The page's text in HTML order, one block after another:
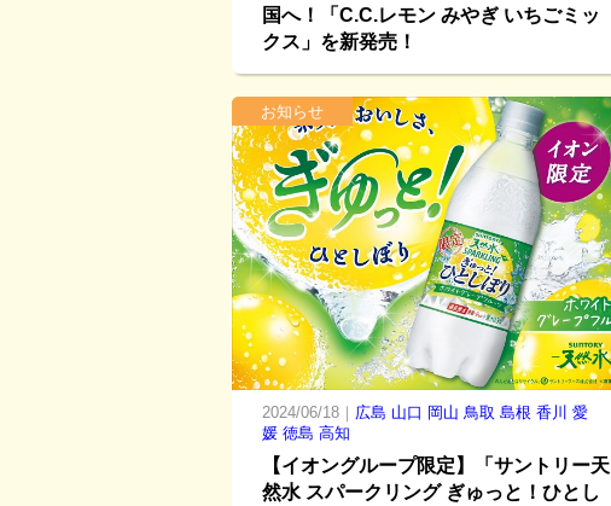
国へ！「C.C.レモン みやぎ いちごミッ
クス」を新発売！
お知らせ
2024/06/18｜ 広島 山口 岡山 鳥取 島根 香川 愛
媛 徳島 高知
【イオングループ限定】「サントリー天
然水 スパークリング ぎゅっと！ひとし